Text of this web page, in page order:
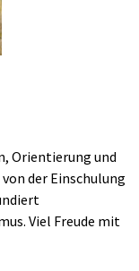
Orientierung und
der Einschulung
Viel Freude mit